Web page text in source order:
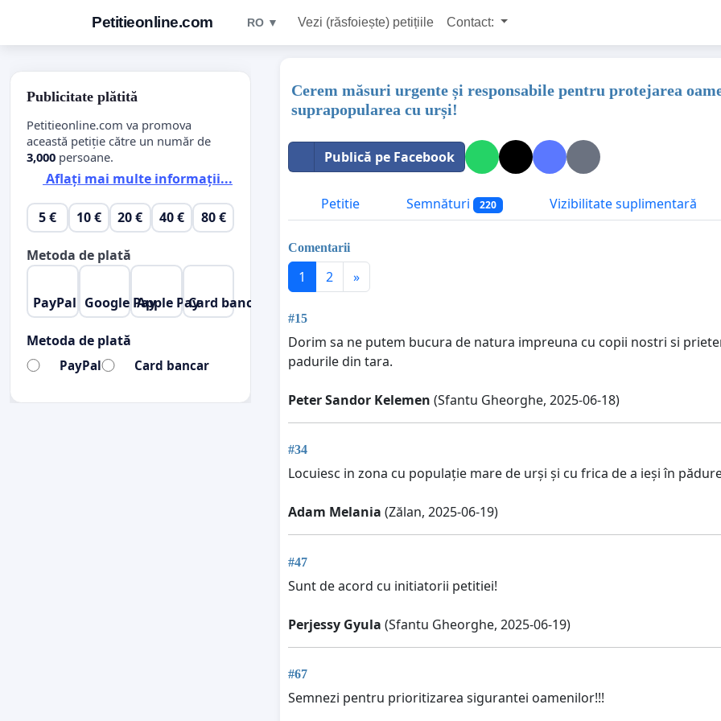
Petitieonline.com RO ▼ Vezi (răsfoiește) petițiile Contact:
Cerem măsuri urgente și responsabile pentru protejarea
suprapopularea cu urși!
Publică pe Facebook
Petitie Semnături 220 Vizibilitate suplimentară
Comentarii
1 2 »
#15
Dorim sa ne putem bucura de natura impreuna cu copii nostri si
padurile din tara.
Peter Sandor Kelemen (Sfantu Gheorghe, 2025-06-18)
#34
Locuiesc in zona cu populație mare de urși și cu frica de a ieși în
Adam Melania (Zălan, 2025-06-19)
#47
Sunt de acord cu initiatorii petitiei!
Perjessy Gyula (Sfantu Gheorghe, 2025-06-19)
#67
Semnezi pentru prioritizarea sigurantei oamenilor!!!
Publicitate plătită
Petitieonline.com va promova
această petiție către un număr de
3,000 persoane.
Aflați mai multe informații...
5 € 10 € 20 € 40 € 80 €
Metoda de plată
PayPal Google PayApple PayCard bancar
Metoda de plată
PayPal Card bancar